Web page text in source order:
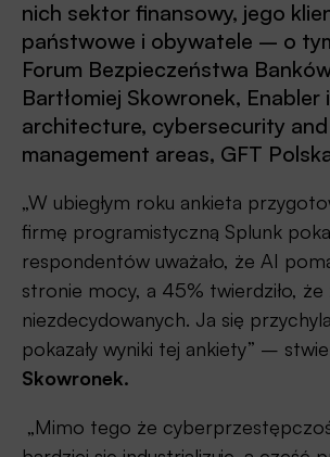
nich sektor finansowy, jego
państwowe i obywatele – o
Forum Bezpieczeństwa
Bartłomiej Skowronek, Enabler
architecture, cybersecurity
management areas, GFT
„W ubiegłym roku ankieta
firmę programistyczną Splunk
respondentów uważało, że AI
stronie mocy, a 45% twierdziło, że
niezdecydowanych. Ja się
pokazały wyniki tej ankiety” –
Skowronek.
„Mimo tego że